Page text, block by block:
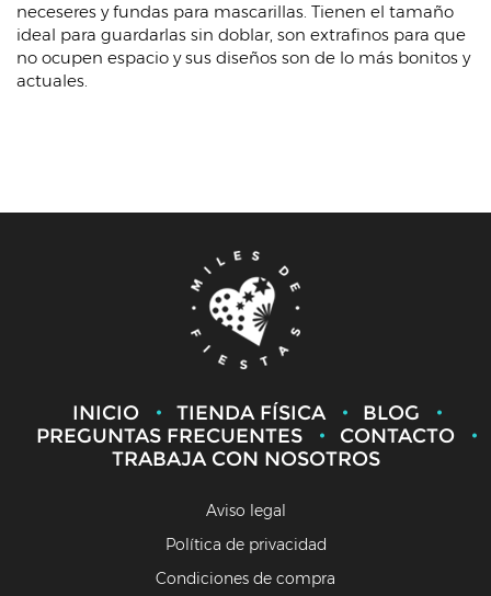
neceseres y fundas para mascarillas. Tienen el tamaño
ideal para guardarlas sin doblar, son extrafinos para que
no ocupen espacio y sus diseños son de lo más bonitos y
actuales.
INICIO TIENDA FÍSICA
BLOG
PREGUNTAS FRECUENTES
CONTACTO
TRABAJA CON NOSOTROS
Aviso legal
Política de privacidad
Condiciones de compra